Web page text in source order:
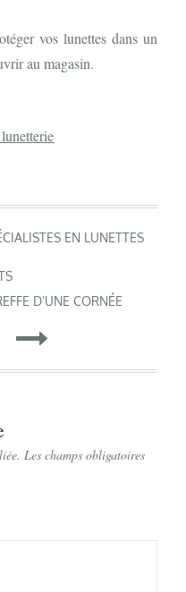
vos lunettes dans un
au magasin.
EN LUNETTES
D’UNE CORNÉE
Les champs obligatoires